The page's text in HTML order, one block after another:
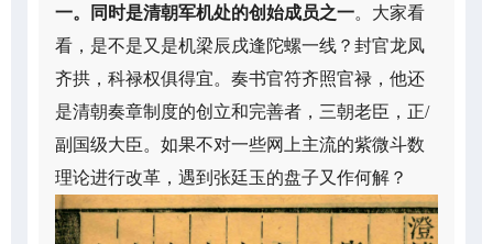
一。同时是清朝军机处的创始成员之一。大家看
看，是不是又是机梁辰戌逢陀螺一线？封官龙凤
齐拱，科禄权俱得宜。奏书官符齐照官禄，他还
是清朝奏章制度的创立和完善者，三朝老臣，正/
副国级大臣。如果不对一些网上主流的紫微斗数
理论进行改革，遇到张廷玉的盘子又作何解？